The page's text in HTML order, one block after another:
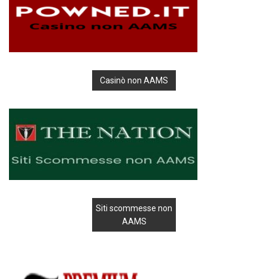
Casinò non AAMS
Siti scommesse non
AAMS